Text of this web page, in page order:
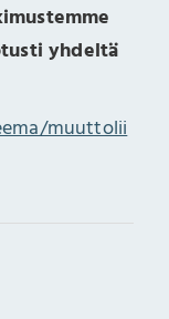
yhdeltä
muuttolii